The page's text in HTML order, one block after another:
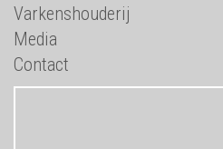
Varkenshouderij
Media
Contact